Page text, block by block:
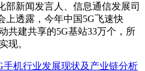
部新闻发言人、信息通信发展司
上透露，今年中国5G飞速快
共建共享的5G基站33万个，所
现。
手机行业发展现状及产业链分析